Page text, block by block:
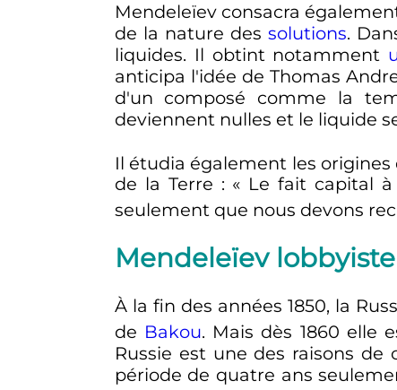
Mendeleïev consacra
de la nature des solutions.
liquides. Il obtint notamment
anticipa l'idée de Thomas
d'un composé comme la
deviennent nulles et le liquide
Il étudia également les origines
de la Terre : « Le fait capital
seulement que nous devons
Mendeleïev lobbyiste
À la fin des années 1850, la
de Bakou. Mais dès 1860 elle
Russie est une des raisons
période de quatre ans